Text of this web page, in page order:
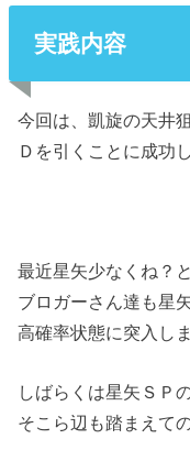
実践内容
今回は、凱旋の天井
Ｄを引くことに成功
最近星矢少なくね？
ブロガーさん達も星
高確率状態に突入し
しばらくは星矢ＳＰ
そこら辺も踏まえて